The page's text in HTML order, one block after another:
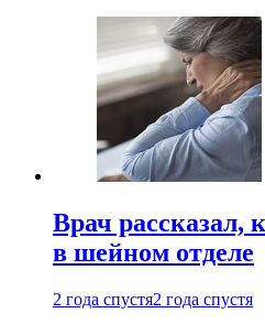
Врач рассказал,
в шейном отделе
2 года спустя2 года спустя